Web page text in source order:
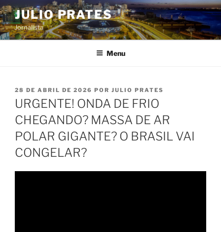
Pular
para
o
conteúdo
JULIO PRATES
Jornalista
Menu
PUBLICADO
EM
28 DE ABRIL DE 2026 POR JULIO PRATES
URGENTE! ONDA DE FRIO
CHEGANDO? MASSA DE AR
POLAR GIGANTE? O BRASIL VAI
CONGELAR?